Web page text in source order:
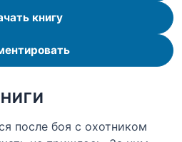
книгу
после боя с охотником